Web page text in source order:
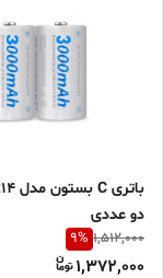
دو عددی
1,512,000
9%
1,372,000